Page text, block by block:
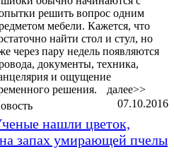
решить вопрос одним
мебели. Кажется, что
найти стол и стул, но
через пару недель появляются
документы, техника,
и ощущение
решения.
далее>>
07.10.2016
нашли цветок,
запах умирающей пчелы